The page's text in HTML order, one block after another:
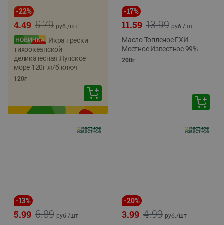
-22%
5.79
4.49 руб./шт
Икра трески
тихоокеанской
деликатесная Лунское
море 120г ж/б ключ
120г
-17%
13.99
11.59 руб./шт
Масло Топленое ГХИ
Местное Известное 99%
200г
-13%
6.89
5.99 руб./шт
-20%
4.99
3.99 руб./шт